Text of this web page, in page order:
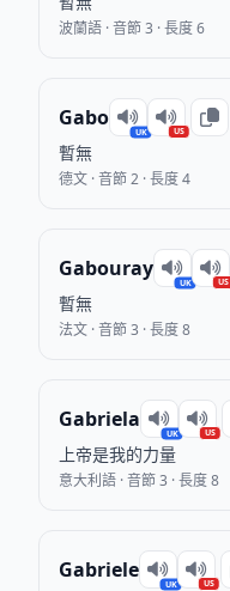
波蘭語 · 音節 3 · 長度 6
Gabo
UK US
暫無
德文 · 音節 2 · 長度 4
Gabouray
UK US
暫無
法文 · 音節 3 · 長度 8
Gabriela
UK US
上帝是我的力量
意大利語 · 音節 3 · 長度 8
Gabriele
UK US